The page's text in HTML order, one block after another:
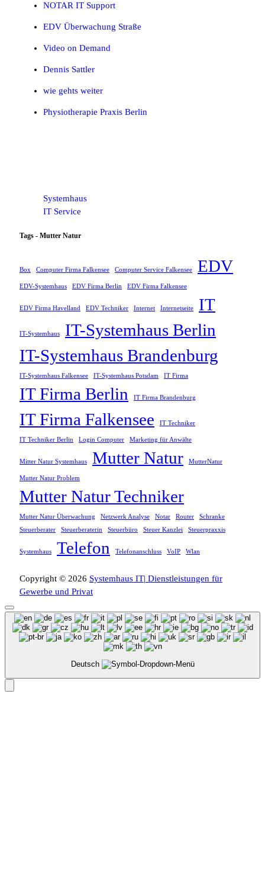
NOTAR IT Support
EDV Überwachung Straße
Video on Demand
Dennis Sattler
wie gehts weiter
Physiotherapie Praxis Berlin
Systemhaus
IT Service
Tags - Mutter Natur
Box Computer Firma Falkensee Computer Service Falkensee EDV
EDV-Systemhaus EDV Firma Berlin EDV Firma Falkensee
EDV Firma Havelland EDV Techniker Internet Internetseite IT
IT-Systemhaus
IT-Systemhaus Berlin
IT-Systemhaus Brandenburg
IT-Systemhaus Falkensee IT-Systemhaus Potsdam IT Firma
IT Firma Berlin IT Firma Brandenburg
IT Firma Falkensee IT Techniker
IT Techniker Berlin Login Computer Marketing für Anwälte
Mitter Natur Systemhaus Mutter Natur MutterNatur
Mutter Natur Problem
Mutter Natur Techniker
Mutter Natur Überwachung Netzwerk Analyse Notar Router
Schranke
Steuerberater
Steuerberaterin Steuerbüro Steuer Kanzlei Steuerpraxxis
Systemhaus Telefon Telefonanschluss VoIP Wlan
Copyright © 2026 Systemhaus IT| Dienstleistungen für
Gewerbe und Privat
Deutsch